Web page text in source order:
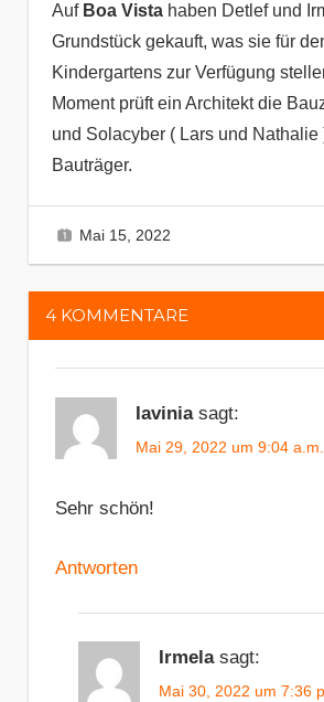
Auf Boa Vistahaben Detlef und
Grundstück gekauft, was sie für
Kindergartens zur Verfügung
Moment prüft ein Architekt die
und Solacyber ( Lars und Nathalie
Bauträger.
Mai 15, 2022
4 KOMMENTARE
Iavinia sagt:
Mai 29, 2022 um 9:04
Sehr schön!
Antworten
Irmela sagt:
Mai 30, 2022 um 7:36